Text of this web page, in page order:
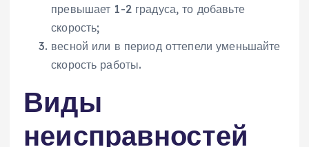
превышает 1-2 градуса, то добавьте
скорость;
весной или в период оттепели уменьшайте
скорость работы.
Виды
неисправностей